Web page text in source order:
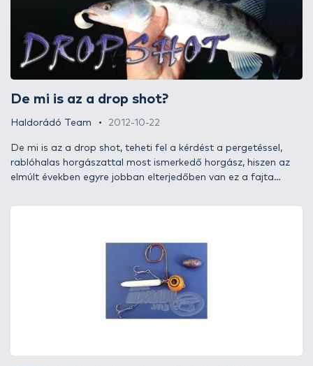
De mi is az a drop shot?
Haldorádó Team 2012-10-22
De mi is az a drop shot, teheti fel a kérdést a pergetéssel,
rablóhalas horgászattal most ismerkedő horgász, hiszen az
elmúlt években egyre jobban elterjedőben van ez a fajta
nem akarunk váltani, ha valamiben nem bízunk, nem is
próbáljuk ki… De mi van, ha kapások ugyan vannak, mégsem
fogunk halat megszokott módszerünkkel? Na, ilyenkor
érdemes elgondolkodni az effajta „finomításon”!